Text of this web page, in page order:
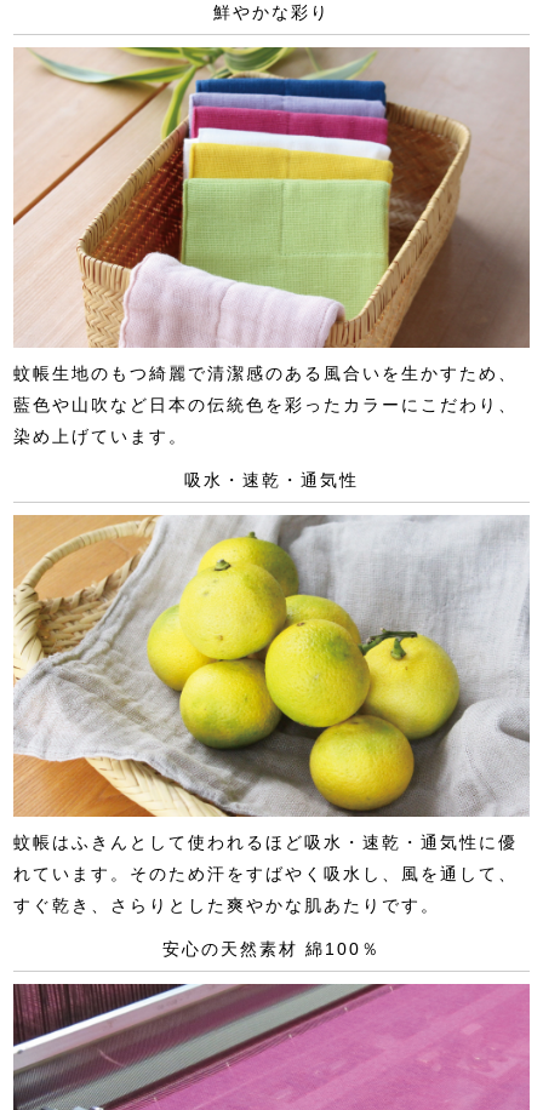
鮮やかな彩り
蚊帳生地のもつ綺麗で清潔感のある風合いを生かすため、
藍色や山吹など日本の伝統色を彩ったカラーにこだわり、
染め上げています。
吸水・速乾・通気性
蚊帳はふきんとして使われるほど吸水・速乾・通気性に優
れています。そのため汗をすばやく吸水し、風を通して、
すぐ乾き、さらりとした爽やかな肌あたりです。
安心の天然素材 綿100％